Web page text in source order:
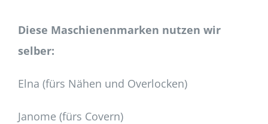
Diese Maschienenmarken nutzen wir
selber:
Elna (fürs Nähen und Overlocken)
Janome (fürs Covern)